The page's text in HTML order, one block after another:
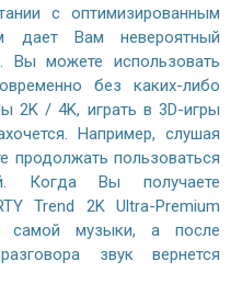
с оптимизированным
дает Вам невероятный
Вы можете использовать
без каких-либо
2K / 4K, играть в 3D-игры
Например, слушая
пользоваться
Когда Вы получаете
Trend 2K Ultra-Premium
самой музыки, а после
звук вернется